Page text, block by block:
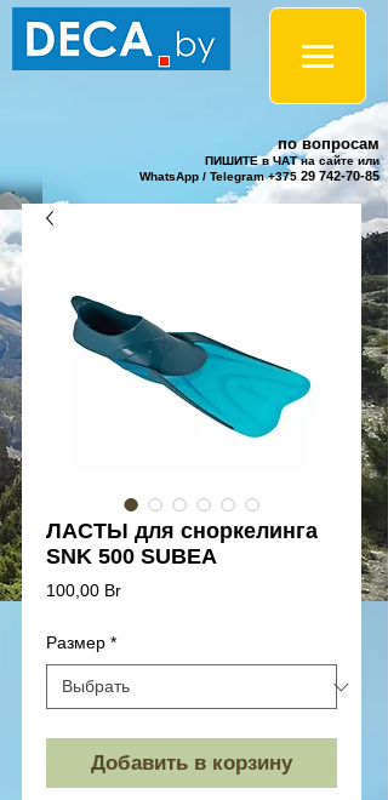
по вопросам
ПИШИТЕ в ЧАТ на сайте или
WhatsApp / Telegram +375 29 742-70-85
ЛАСТЫ для сноркелинга
SNK 500 SUBEA
100,00 BrЦена
Размер *
Добавить в корзину